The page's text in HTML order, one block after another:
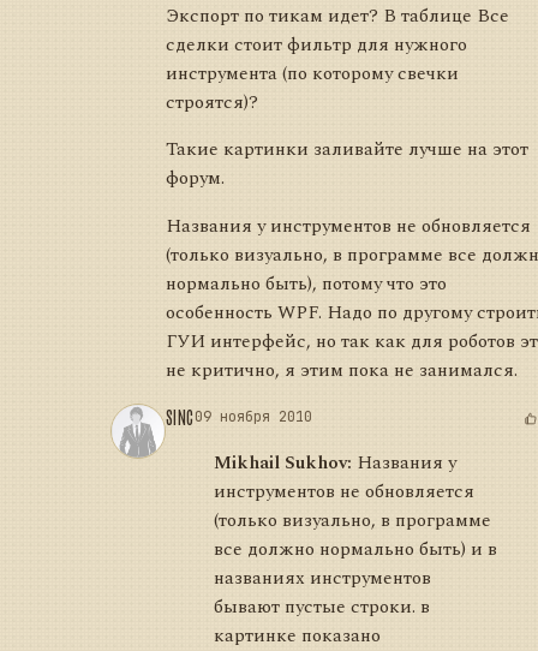
Экспорт по тикам идет? В таблице Все
сделки стоит фильтр для нужного
инструмента (по которому свечки
строятся)?
Такие картинки заливайте лучше на этот
форум.
Названия у инструментов не обновляется
(только визуально, в программе все
нормально быть), потому что это
особенность WPF. Надо по другому
ГУИ интерфейс, но так как для роботов
не критично, я этим пока не занимался.
SINC09 ноября 2010
Mikhail Sukhov: Названия у
инструментов не обновляется
(только визуально, в программе
все должно нормально быть) и в
названиях инструментов
бывают пустые строки. в
картинке показано